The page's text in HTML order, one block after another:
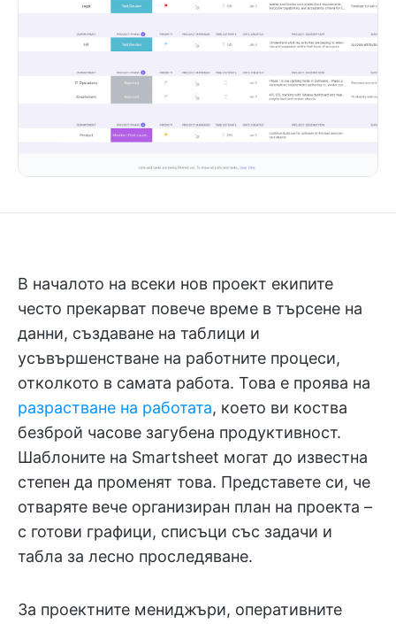
В началото на всеки нов проект екипите
често прекарват повече време в търсене на
данни, създаване на таблици и
усъвършенстване на работните процеси,
отколкото в самата работа. Това е проява на
разрастване на работата, което ви коства
безброй часове загубена продуктивност.
Шаблоните на Smartsheet могат до известна
степен да променят това. Представете си, че
отваряте вече организиран план на проекта –
с готови графици, списъци със задачи и
табла за лесно проследяване.
За проектните мениджъри, оперативните